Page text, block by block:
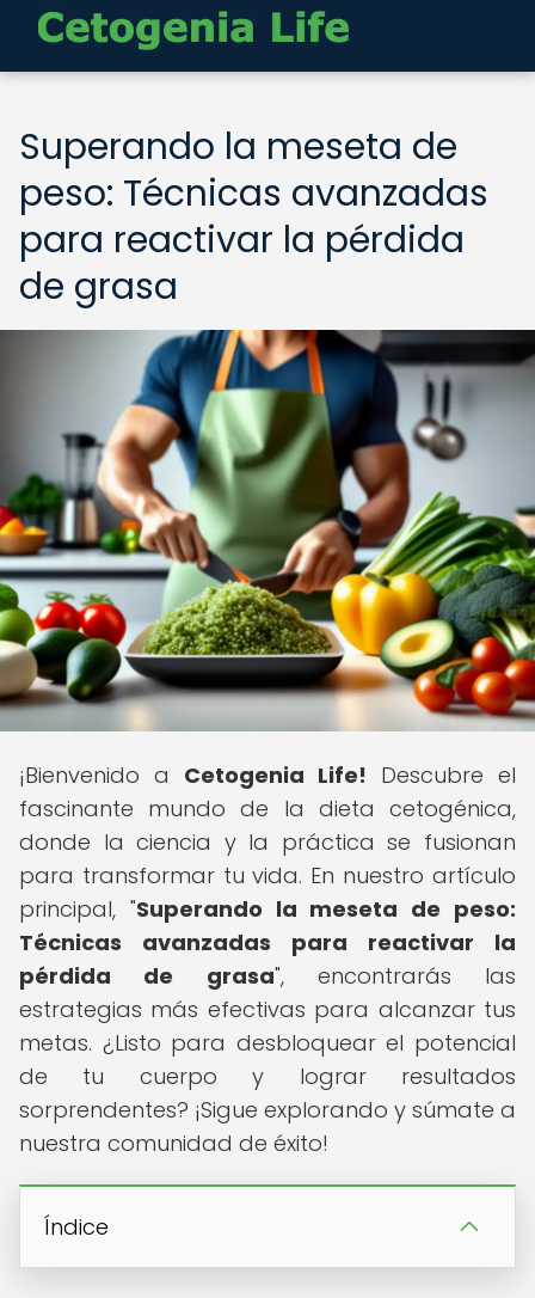
Superando la meseta de
peso: Técnicas avanzadas
para reactivar la pérdida
de grasa
¡Bienvenido a Cetogenia Life! Descubre el
fascinante mundo de la dieta cetogénica,
donde la ciencia y la práctica se fusionan
para transformar tu vida. En nuestro artículo
principal, "Superando la meseta de peso:
Técnicas avanzadas para reactivar la
pérdida de grasa", encontrarás las
estrategias más efectivas para alcanzar tus
metas. ¿Listo para desbloquear el potencial
de tu cuerpo y lograr resultados
sorprendentes? ¡Sigue explorando y súmate a
nuestra comunidad de éxito!
Índice